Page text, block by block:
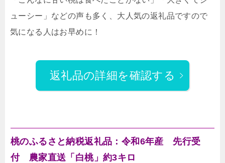
ューシー」などの声も多く、大人気の返礼品ですので
気になる人はお早めに！
返礼品の詳細を確認する
桃のふるさと納税返礼品：令和6年産 先行受
付 農家直送「白桃」約3キロ